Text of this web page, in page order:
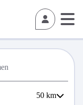
50 km